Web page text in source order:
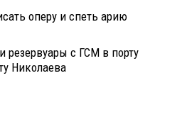
оперу и спеть арию
резервуары с ГСМ в порту
Николаева